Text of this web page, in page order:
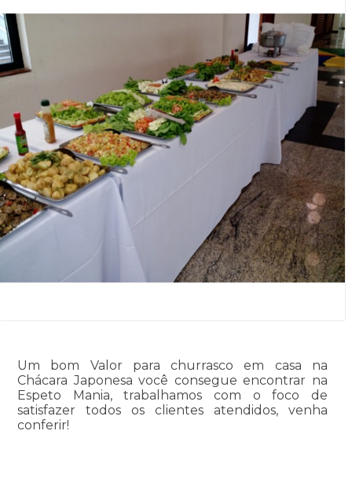
Um bom Valor para churrasco em casa na
Chácara Japonesa você consegue encontrar na
Espeto Mania, trabalhamos com o foco de
satisfazer todos os clientes atendidos, venha
conferir!